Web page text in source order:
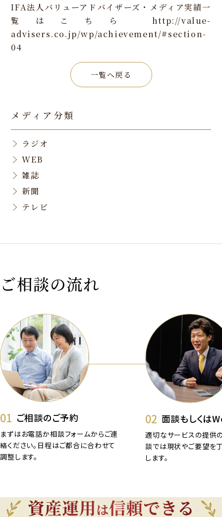
IFA法人バリューアドバイザーズ・メディア実績一
覧はこちら
http://value-
advisers.co.jp/wp/achievement/#section-
04
一覧へ戻る
メディア分類
ラジオ
WEB
雑誌
新聞
テレビ
ご相談の流れ
01 ご相談のご予約
まずはお電話か相談フォームからご連
絡ください。日程はご都合に合わせて
調整します。
02 面談もしくは
適切なサービスの提供
談では現状やご要望を
します。